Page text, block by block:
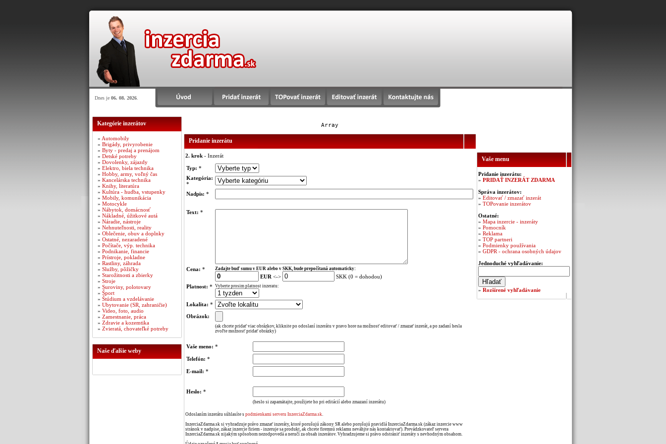
Dnes je 06. 08. 2026
Kategórie inzerátov
» Automobily
» Brigády, privyrobenie
» Byty - predaj a prenájom
» Detské potreby
» Dovolenky, zájazdy
» Elektro, biela technika
» Hobby, army, voľný čas
» Kancelárska technika
» Knihy, literatúra
» Kultúra - hudba, vstupenky
» Mobily, komunikácia
» Motocykle
» Nábytok, domácnosť
» Nákladné, úžitkové autá
» Náradie, nástroje
» Nehnuteľnosti, reality
» Oblečenie, obuv a doplnky
» Ostatné, nezaradené
» Počítače, výp. technika
» Podnikanie, financie
» Prístroje, pokladne
» Rastliny, záhrada
» Služby, pôžičky
» Starožitnosti a zbierky
» Stroje
» Suroviny, polotovary
» Šport
» Štúdium a vzdelávanie
» Ubytovanie (SR, zahraničie)
» Video, foto, audio
» Zamestnanie, práca
» Zdravie a kozemtika
» Zvieratá, chovateľké potreby
Naše ďalšie weby
Array
Pridanie inzerátu
2. krok - Inzerát
Typ: *
Kategória:
*
Nadpis: *
Text: *
Cena: * Zadajte buď sumu v EUR alebo v SKK, bude prepočítaná automaticky:
EUR <->
SKK (0 = dohodou)
Platnost: * Vyberte prosim platnost inzeratu:
Lokalita: *
Obrázok:
(ak chcete pridať viac obrázkov, kliknite po odoslaní inzerátu v pravo hore na možnosť editovať / zmazať inzerát, a po zadaní hesla
zvoľte možnosť pridať obrázky)
Vaše meno: *
Telefón: *
E-mail: *
Heslo: *
(heslo si zapamätajte, použijete ho pri editácií alebo zmazaní inzerátu)
Odoslaním inzerátu súhlasíte s podmienkami serveru InzerciaZdarma.sk.
InzerciaZdarma.sk si vyhradzuje právo zmazať inzeráty, ktoré porušujú zákony SR alebo porušujú pravidlá InzerciaZdarma.sk (zákaz inzercie www
stránok v nadpise, zákaz inzercie firiem - inzeruje sa produkt, ak chcete firemnú reklamu neváhjte nás kontaktovať). Prevádzkovateľ servera
InzerciaZdarma.sk nijakým spôsobom nezodpovedá a neručí za obsah inzerátov. Vyhradzujeme si právo odstrániť inzeráty s nevhodným obsahom.
Vaše menu
Pridanie inzerátu:
» PRIDAŤ INZERÁT ZDARMA
Správa inzerátov:
» Editovať / zmazať inzerát
» TOPovanie inzerátov
Ostatné:
» Mapa inzercie - inzeráty
» Pomocník
» Reklama
» TOP partneri
» Podmienky používania
» GDPR - ochrana osobných údajov
Jednoduché vyhľadávanie:
» Rozšírené vyhľadávanie